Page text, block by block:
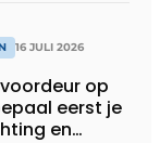
16 JULI 2026
op
eerst je
en